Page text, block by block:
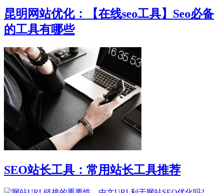
昆明网站优化：【在线seo工具】Seo必备
的工具有哪些
SEO站长工具：常用站长工具推荐